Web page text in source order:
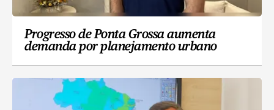
Progresso de Ponta Grossa aumenta
demanda por planejamento urbano